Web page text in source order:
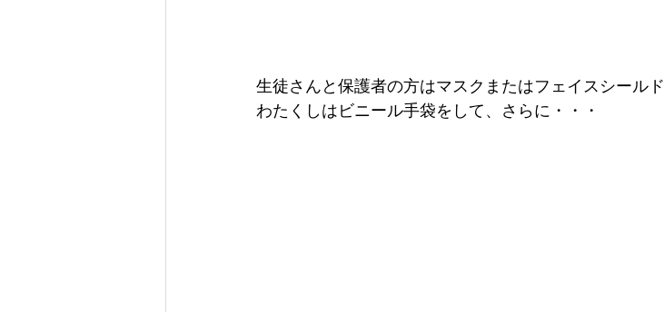
生徒さんと保護者の方はマスクまたはフェイスシールド
わたくしはビニール手袋をして、さらに・・・